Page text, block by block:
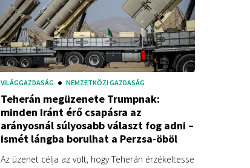
VILÁGGAZDASÁG NEMZETKÖZI GAZDASÁG
Teherán megüzenete Trumpnak:
minden Iránt érő csapásra az
arányosnál súlyosabb választ fog adni –
ismét lángba borulhat a Perzsa-öböl
Az üzenet célja az volt, hogy Teherán érzékeltesse